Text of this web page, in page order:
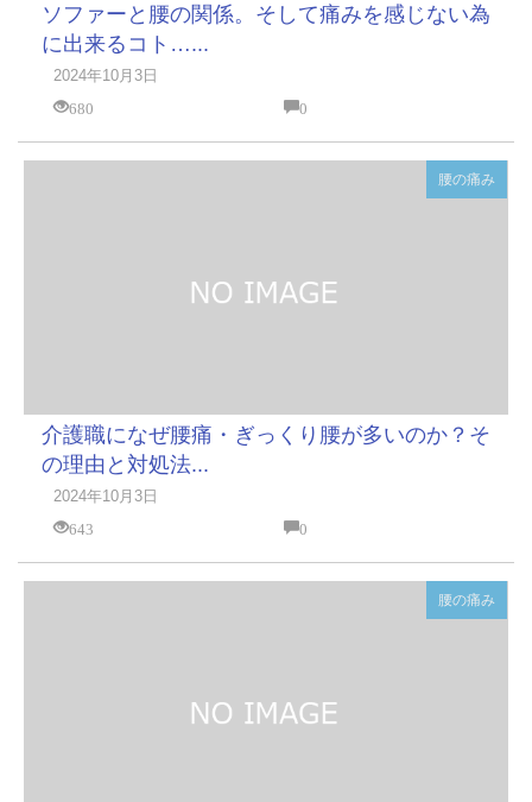
ソファーと腰の関係。そして痛みを感じない為
に出来るコト…...
2024年10月3日
680
0
腰の痛み
介護職になぜ腰痛・ぎっくり腰が多いのか？そ
の理由と対処法...
2024年10月3日
643
0
腰の痛み